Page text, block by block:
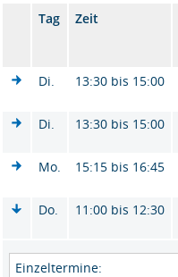
Tag Zeit
Di.
13:30 bis 15:00
Di.
13:30 bis 15:00
Mo.
15:15 bis 16:45
Do. 11:00 bis 12:30
Einzeltermine: